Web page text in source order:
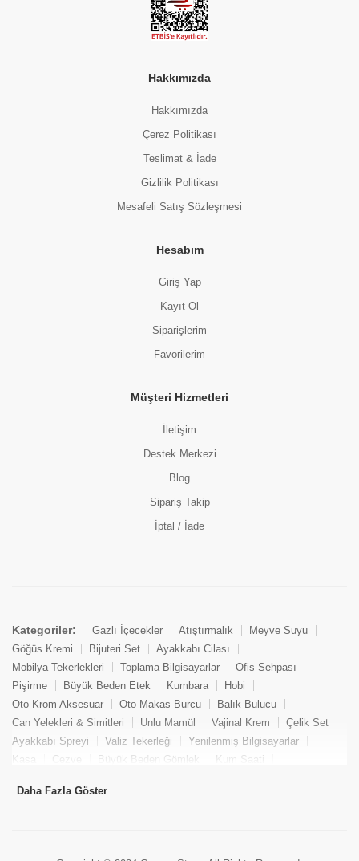
Hakkımızda
Hakkımızda
Çerez Politikası
Teslimat & İade
Gizlilik Politikası
Mesafeli Satış Sözleşmesi
Hesabım
Giriş Yap
Kayıt Ol
Siparişlerim
Favorilerim
Müşteri Hizmetleri
İletişim
Destek Merkezi
Blog
Sipariş Takip
İptal / İade
Kategoriler: Gazlı İçecekler Atıştırmalık
Meyve Suyu
Göğüs Kremi
Bijuteri Set
Ayakkabı Cilası
Mobilya Tekerlekleri
Toplama Bilgisayarlar
Ofis Sehpası
Pişirme
Büyük Beden Etek Kumbara
Hobi
Oto Krom Aksesuar
Oto Makas Burcu
Balık Bulucu
Can Yelekleri & Simitleri
Unlu Mamül Vajinal Krem
Çelik Set
Ayakkabı Spreyi
Valiz Tekerleği
Yenilenmiş Bilgisayarlar
Kasa
Cezve Büyük Beden Gömlek
Kum Saati
Tekne Bağlama & Demirleme
Daha Fazla Göster